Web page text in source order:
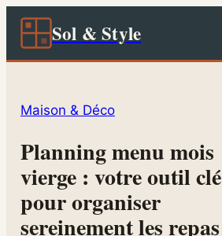
Sol & Style
Maison & Déco
Planning menu mois
vierge : votre outil clé
pour organiser
sereinement les repas